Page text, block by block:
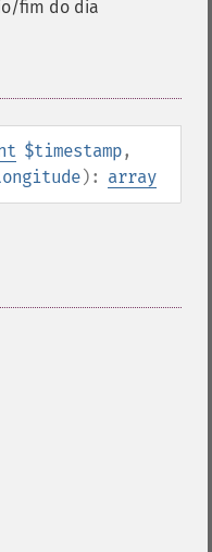
fim do dia
$timestamp,
): array